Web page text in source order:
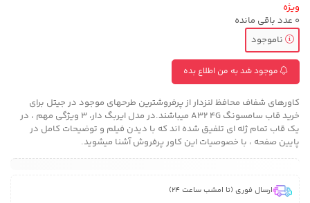
ویژه
0 عدد باقی مانده
ناموجود
موجود شد به من اطلاع بده
کاورهای شفاف محافظ لنزدار از پرفروشترین طرحهای موجود در جیتل برای
خرید قاب سامسونگ A32 4G میباشند.در مدل ایربگ دار، 3 ویژگی مهم ، در
یک قاب تمام ژله ای تلفیق شده اند که با دیدن فیلم و توضیحات کامل در
پایین صفحه ، با خصوصیات این کاور پرفروش آشنا میشوید.
ارسال فوری (تا امشب ساعت 24)